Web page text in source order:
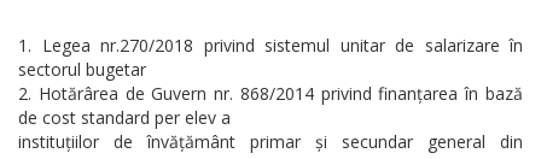
Legea nr.270/2018 privind sistemul unitar de salarizare în
sectorul bugetar
Hotărârea de Guvern nr. 868/2014 privind finanțarea în bază
de cost standard per elev a
instituțiilor de învățământ primar și secundar general din